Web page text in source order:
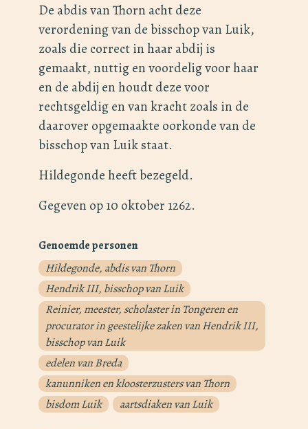
De abdis van Thorn acht deze
verordening van de bisschop van Luik,
zoals die correct in haar abdij is
gemaakt, nuttig en voordelig voor haar
en de abdij en houdt deze voor
rechtsgeldig en van kracht zoals in de
daarover opgemaakte oorkonde van de
bisschop van Luik staat.
Hildegonde heeft bezegeld.
Gegeven op 10 oktober 1262.
Genoemde personen
Hildegonde, abdis van Thorn
Hendrik III, bisschop van Luik
Reinier, meester, scholaster in Tongeren en
procurator in geestelijke zaken van Hendrik III,
bisschop van Luik
edelen van Breda
kanunniken en kloosterzusters van Thorn
bisdom Luik
aartsdiaken van Luik